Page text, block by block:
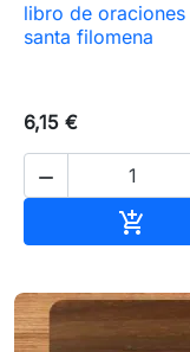
libro de oraciones
santa filomena
6,15 €

